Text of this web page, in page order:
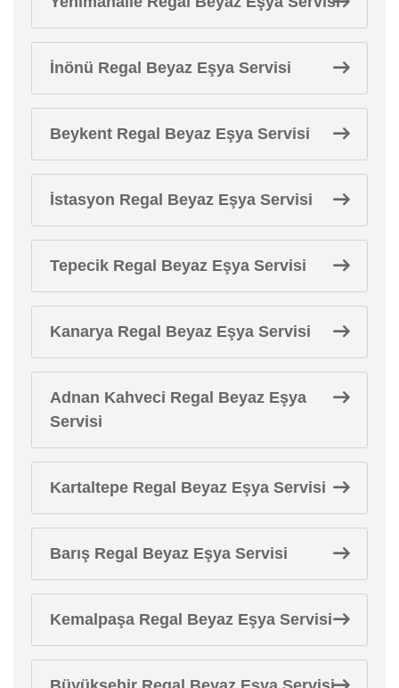
İnönü Regal Beyaz Eşya Servisi
Beykent Regal Beyaz Eşya Servisi
İstasyon Regal Beyaz Eşya Servisi
Tepecik Regal Beyaz Eşya Servisi
Kanarya Regal Beyaz Eşya Servisi
Adnan Kahveci Regal Beyaz Eşya
Servisi
Kartaltepe Regal Beyaz Eşya Servisi
Barış Regal Beyaz Eşya Servisi
Kemalpaşa Regal Beyaz Eşya Servisi